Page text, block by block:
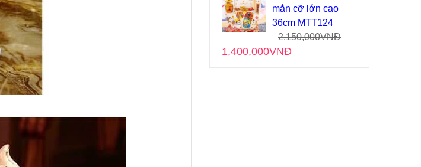
mắn cỡ lớn cao
36cm MTT124
2,150,000VNĐ
1,400,000VNĐ